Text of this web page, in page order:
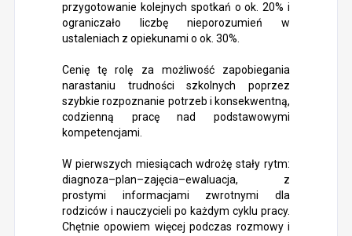
przygotowanie kolejnych spotkań o ok. 20% i
ograniczało liczbę nieporozumień w
ustaleniach z opiekunami o ok. 30%.
Cenię tę rolę za możliwość zapobiegania
narastaniu trudności szkolnych poprzez
szybkie rozpoznanie potrzeb i konsekwentną,
codzienną pracę nad podstawowymi
kompetencjami.
W pierwszych miesiącach wdrożę stały rytm:
diagnoza–plan–zajęcia–ewaluacja, z
prostymi informacjami zwrotnymi dla
rodziców i nauczycieli po każdym cyklu pracy.
Chętnie opowiem więcej podczas rozmowy i